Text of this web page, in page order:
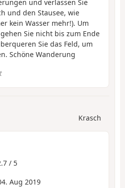
und verlassen Sie
und den Stausee, wie
kein Wasser mehr!). Um
Sie nicht bis zum Ende
Sie das Feld, um
Schöne Wanderung
Krasch
/ 5
Aug 2019